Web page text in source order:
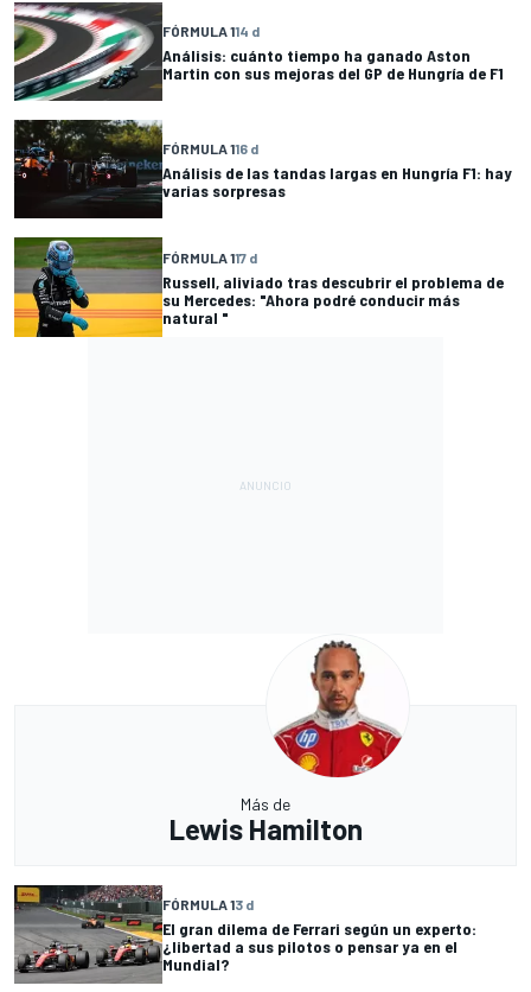
FÓRMULA 114 d
Análisis: cuánto tiempo ha ganado Aston
Martin con sus mejoras del GP de Hungría de F1
FÓRMULA 116 d
Análisis de las tandas largas en Hungría F1: hay
varias sorpresas
FÓRMULA 117 d
Russell, aliviado tras descubrir el problema de
su Mercedes: "Ahora podré conducir más
natural "
Más de
Lewis Hamilton
FÓRMULA 13 d
El gran dilema de Ferrari según un experto:
¿libertad a sus pilotos o pensar ya en el
Mundial?